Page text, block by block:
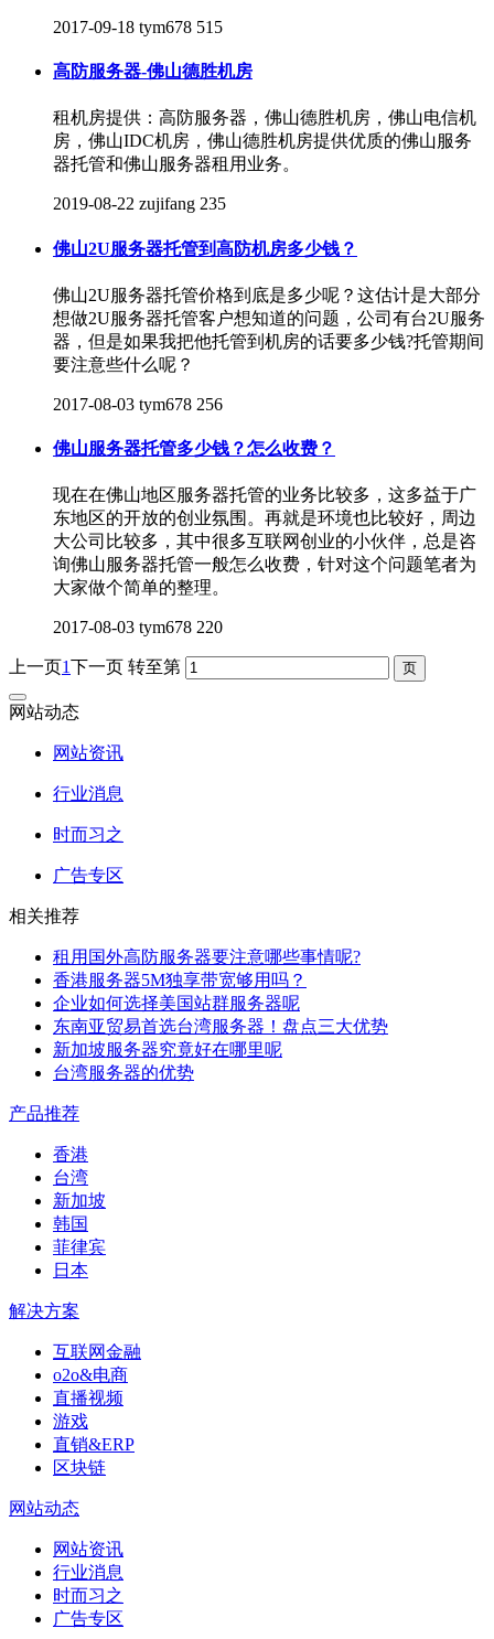
2017-09-18 tym678 515
高防服务器-佛山德胜机房
租机房提供：高防服务器，佛山德胜机房，佛山电信机
房，佛山IDC机房，佛山德胜机房提供优质的佛山服务
器托管和佛山服务器租用业务。
2019-08-22 zujifang 235
佛山2U服务器托管到高防机房多少钱？
佛山2U服务器托管价格到底是多少呢？这估计是大部分
想做2U服务器托管客户想知道的问题，公司有台2U服务
器，但是如果我把他托管到机房的话要多少钱?托管期间
要注意些什么呢？
2017-08-03 tym678 256
佛山服务器托管多少钱？怎么收费？
现在在佛山地区服务器托管的业务比较多，这多益于广
东地区的开放的创业氛围。再就是环境也比较好，周边
大公司比较多，其中很多互联网创业的小伙伴，总是咨
询佛山服务器托管一般怎么收费，针对这个问题笔者为
大家做个简单的整理。
2017-08-03 tym678 220
上一页1下一页 转至第
网站动态
网站资讯
行业消息
时而习之
广告专区
相关推荐
租用国外高防服务器要注意哪些事情呢?
香港服务器5M独享带宽够用吗？
企业如何选择美国站群服务器呢
东南亚贸易首选台湾服务器！盘点三大优势
新加坡服务器究竟好在哪里呢
台湾服务器的优势
产品推荐
香港
台湾
新加坡
韩国
菲律宾
日本
解决方案
互联网金融
o2o&电商
直播视频
游戏
直销&ERP
区块链
网站动态
网站资讯
行业消息
时而习之
广告专区